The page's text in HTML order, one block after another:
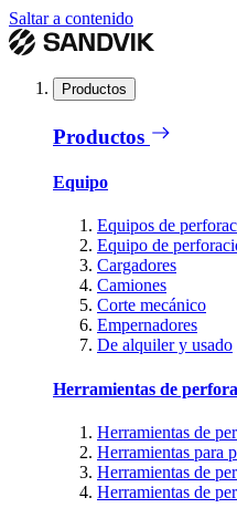
Saltar a contenido
Productos
Productos
Equipo
Equipos de
Equipo de
Cargadores
Camiones
Corte mecánico
Empernadores
De alquiler y usado
Herramientas de
Herramientas de
Herramientas para
Herramientas de
Herramientas de